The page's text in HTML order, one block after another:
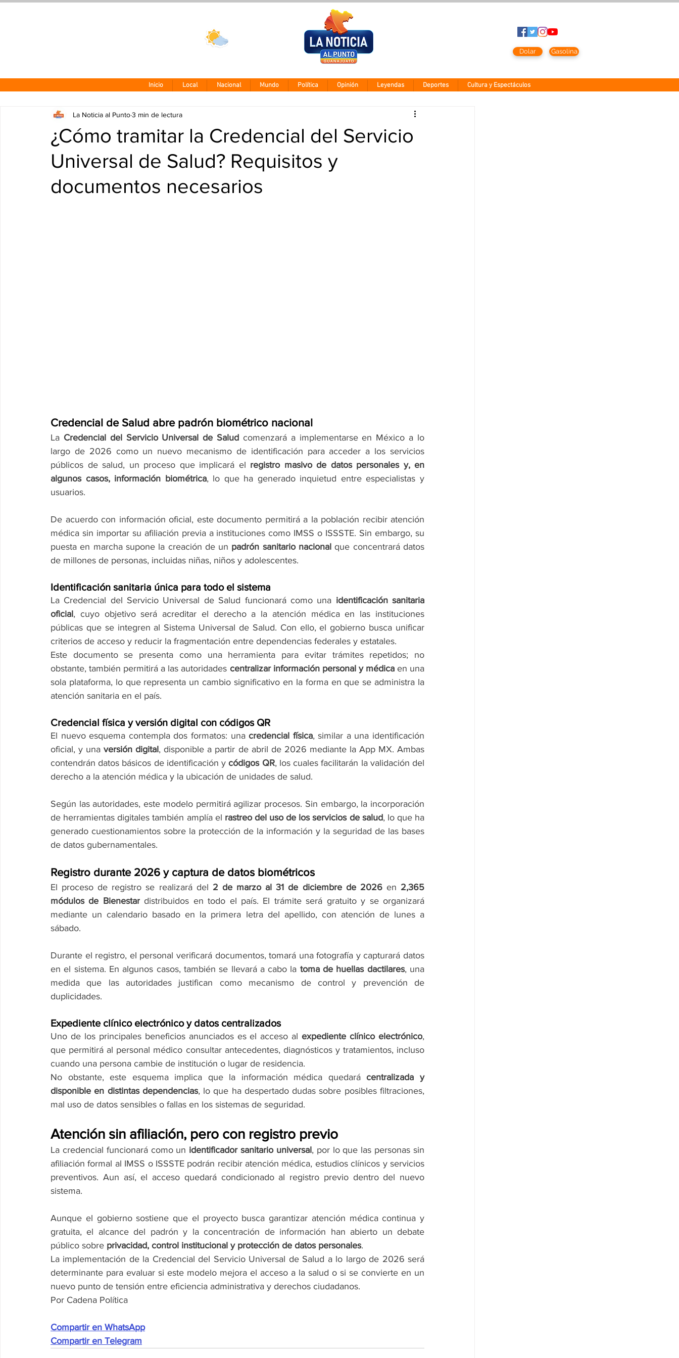
Dolar Gasolina
Inicio Local Nacional Mundo Política Opinión Leyendas Deportes Cultura y Espectáculos
¿Cómo tramitar la Credencial del Servicio
Universal de Salud? Requisitos y
documentos necesarios
La Noticia al Punto3 min de lectura
Credencial de Salud abre padrón biométrico nacional
La Credencial del Servicio Universal de Salud comenzará a implementarse en México a lo
largo de 2026 como un nuevo mecanismo de identificación para acceder a los servicios
públicos de salud, un proceso que implicará el registro masivo de datos personales y, en
algunos casos, información biométrica, lo que ha generado inquietud entre especialistas y
usuarios.
De acuerdo con información oficial, este documento permitirá a la población recibir atención
médica sin importar su afiliación previa a instituciones como IMSS o ISSSTE. Sin embargo, su
puesta en marcha supone la creación de un padrón sanitario nacional que concentrará datos
de millones de personas, incluidas niñas, niños y adolescentes.
Identificación sanitaria única para todo el sistema
La Credencial del Servicio Universal de Salud funcionará como una identificación sanitaria
oficial, cuyo objetivo será acreditar el derecho a la atención médica en las instituciones
públicas que se integren al Sistema Universal de Salud. Con ello, el gobierno busca unificar
criterios de acceso y reducir la fragmentación entre dependencias federales y estatales.
Este documento se presenta como una herramienta para evitar trámites repetidos; no
obstante, también permitirá a las autoridades centralizar información personal y médica en una
sola plataforma, lo que representa un cambio significativo en la forma en que se administra la
atención sanitaria en el país.
Credencial física y versión digital con códigos QR
El nuevo esquema contempla dos formatos: una credencial física, similar a una identificación
oficial, y una versión digital, disponible a partir de abril de 2026 mediante la App MX. Ambas
contendrán datos básicos de identificación y códigos QR, los cuales facilitarán la validación del
derecho a la atención médica y la ubicación de unidades de salud.
Según las autoridades, este modelo permitirá agilizar procesos. Sin embargo, la incorporación
de herramientas digitales también amplía el rastreo del uso de los servicios de salud, lo que ha
generado cuestionamientos sobre la protección de la información y la seguridad de las bases
de datos gubernamentales.
Registro durante 2026 y captura de datos biométricos
El proceso de registro se realizará del 2 de marzo al 31 de diciembre de 2026 en 2,365
módulos de Bienestar distribuidos en todo el país. El trámite será gratuito y se organizará
mediante un calendario basado en la primera letra del apellido, con atención de lunes a
sábado.
Durante el registro, el personal verificará documentos, tomará una fotografía y capturará datos
en el sistema. En algunos casos, también se llevará a cabo la toma de huellas dactilares, una
medida que las autoridades justifican como mecanismo de control y prevención de
duplicidades.
Expediente clínico electrónico y datos centralizados
Uno de los principales beneficios anunciados es el acceso al expediente clínico electrónico,
que permitirá al personal médico consultar antecedentes, diagnósticos y tratamientos, incluso
cuando una persona cambie de institución o lugar de residencia.
No obstante, este esquema implica que la información médica quedará centralizada y
disponible en distintas dependencias, lo que ha despertado dudas sobre posibles filtraciones,
mal uso de datos sensibles o fallas en los sistemas de seguridad.
Atención sin afiliación, pero con registro previo
La credencial funcionará como un identificador sanitario universal, por lo que las personas sin
afiliación formal al IMSS o ISSSTE podrán recibir atención médica, estudios clínicos y servicios
preventivos. Aun así, el acceso quedará condicionado al registro previo dentro del nuevo
sistema.
Aunque el gobierno sostiene que el proyecto busca garantizar atención médica continua y
gratuita, el alcance del padrón y la concentración de información han abierto un debate
público sobre privacidad, control institucional y protección de datos personales.
La implementación de la Credencial del Servicio Universal de Salud a lo largo de 2026 será
determinante para evaluar si este modelo mejora el acceso a la salud o si se convierte en un
nuevo punto de tensión entre eficiencia administrativa y derechos ciudadanos.
Por Cadena Política
Compartir en WhatsApp
Compartir en Telegram